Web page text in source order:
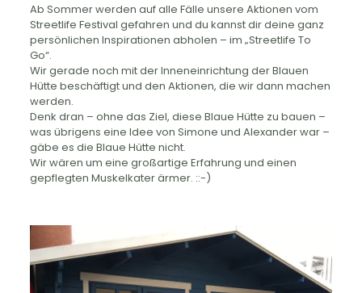
Ab Sommer werden auf alle Fälle unsere Aktionen vom
Streetlife Festival gefahren und du kannst dir deine ganz
persönlichen Inspirationen abholen – im „Streetlife To
Go“.
Wir gerade noch mit der Inneneinrichtung der Blauen
Hütte beschäftigt und den Aktionen, die wir dann machen
werden.
Denk dran – ohne das Ziel, diese Blaue Hütte zu bauen –
was übrigens eine Idee von Simone und Alexander war –
gäbe es die Blaue Hütte nicht.
Wir wären um eine großartige Erfahrung und einen
gepflegten Muskelkater ärmer. ::-)